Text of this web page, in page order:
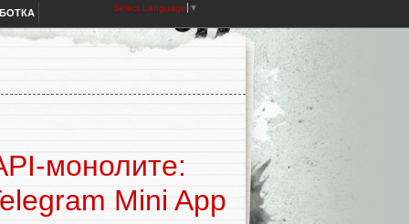
Select Language ▼
монолите:
Mini App